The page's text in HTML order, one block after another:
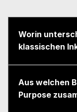
Worin
klassischen
Aus welchen
Purpose